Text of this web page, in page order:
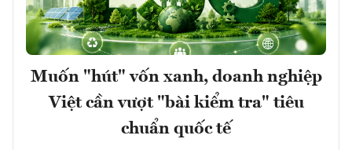
Muốn "hút" vốn xanh, doanh nghiệp
Việt cần vượt "bài kiểm tra" tiêu
chuẩn quốc tế